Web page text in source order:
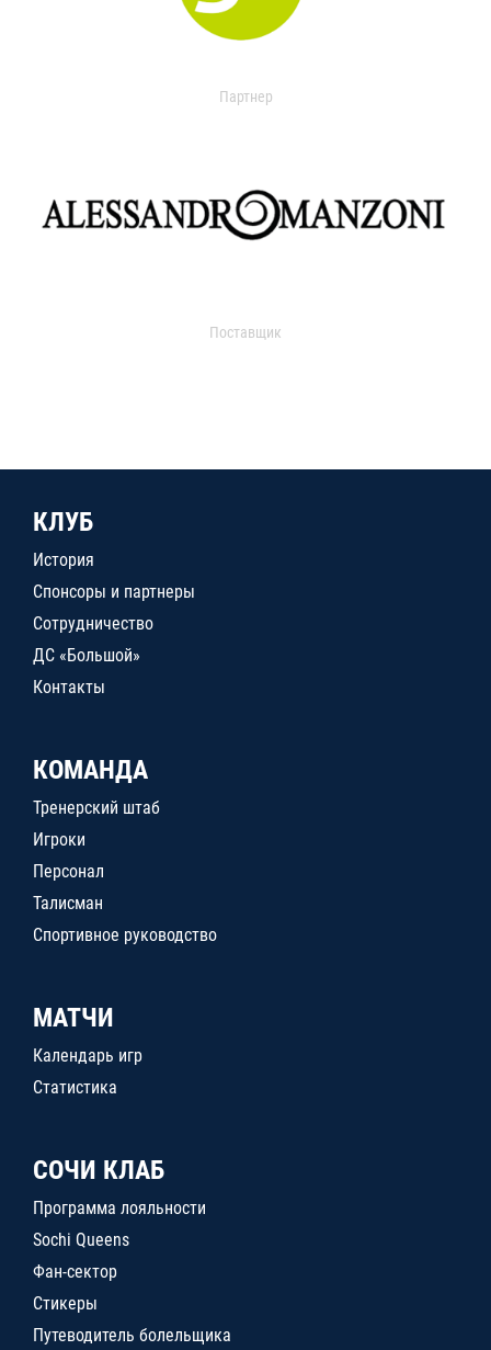
Партнер
Поставщик
КЛУБ
История
Спонсоры и партнеры
Сотрудничество
ДС «Большой»
Контакты
КОМАНДА
Тренерский штаб
Игроки
Персонал
Талисман
Спортивное руководство
МАТЧИ
Календарь игр
Статистика
СОЧИ КЛАБ
Программа лояльности
Sochi Queens
Фан-сектор
Стикеры
Путеводитель болельщика